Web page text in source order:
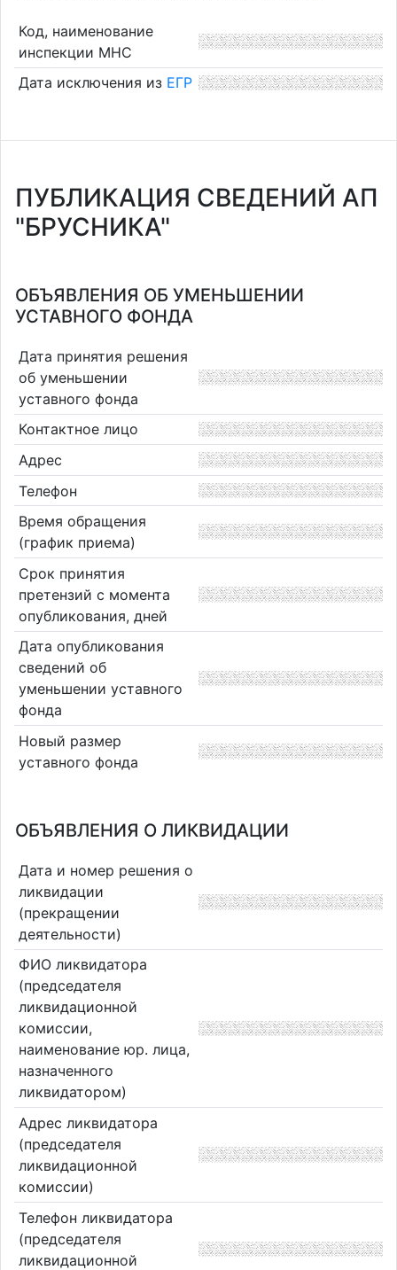
Код, наименование
инспекции МНС
Дата исключения из ЕГР
ПУБЛИКАЦИЯ СВЕДЕНИЙ АП
"БРУСНИКА"
ОБЪЯВЛЕНИЯ ОБ УМЕНЬШЕНИИ
УСТАВНОГО ФОНДА
Дата принятия решения
об уменьшении
уставного фонда
Контактное лицо
Адрес
Телефон
Время обращения
(график приема)
Срок принятия
претензий с момента
опубликования, дней
Дата опубликования
сведений об
уменьшении уставного
фонда
Новый размер
уставного фонда
ОБЪЯВЛЕНИЯ О ЛИКВИДАЦИИ
Дата и номер решения о
ликвидации
(прекращении
деятельности)
ФИО ликвидатора
(председателя
ликвидационной
комиссии,
наименование юр. лица,
назначенного
ликвидатором)
Адрес ликвидатора
(председателя
ликвидационной
комиссии)
Телефон ликвидатора
(председателя
ликвидационной